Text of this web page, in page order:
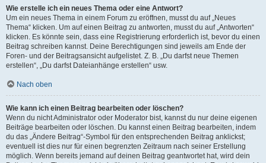
Wie erstelle ich ein neues Thema oder eine Antwort?
Um ein neues Thema in einem Forum zu eröffnen, musst du auf „Neues
Thema“ klicken. Um auf einen Beitrag zu antworten, musst du auf „Antworten“
klicken. Es könnte sein, dass eine Registrierung erforderlich ist, bevor du einen
Beitrag schreiben kannst. Deine Berechtigungen sind jeweils am Ende der
Foren- und der Beitragsansicht aufgelistet. Z. B. „Du darfst neue Themen
erstellen“, „Du darfst Dateianhänge erstellen“ usw.
Nach oben
Wie kann ich einen Beitrag bearbeiten oder löschen?
Wenn du nicht Administrator oder Moderator bist, kannst du nur deine eigenen
Beiträge bearbeiten oder löschen. Du kannst einen Beitrag bearbeiten, indem
du das „Ändere Beitrag“-Symbol für den entsprechenden Beitrag anklickst;
eventuell ist dies nur für einen begrenzten Zeitraum nach seiner Erstellung
möglich. Wenn bereits jemand auf deinen Beitrag geantwortet hat, wird dein